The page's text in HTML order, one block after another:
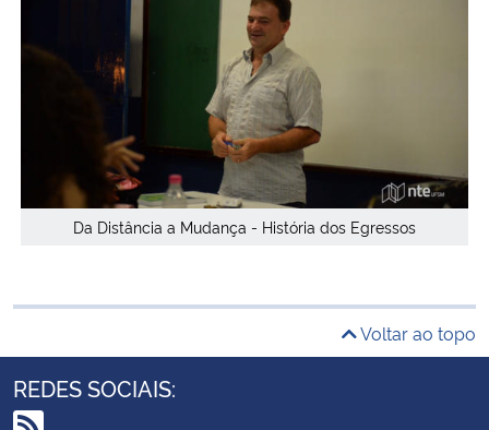
Da Distância a Mudança - História dos Egressos
Voltar ao topo
REDES SOCIAIS: